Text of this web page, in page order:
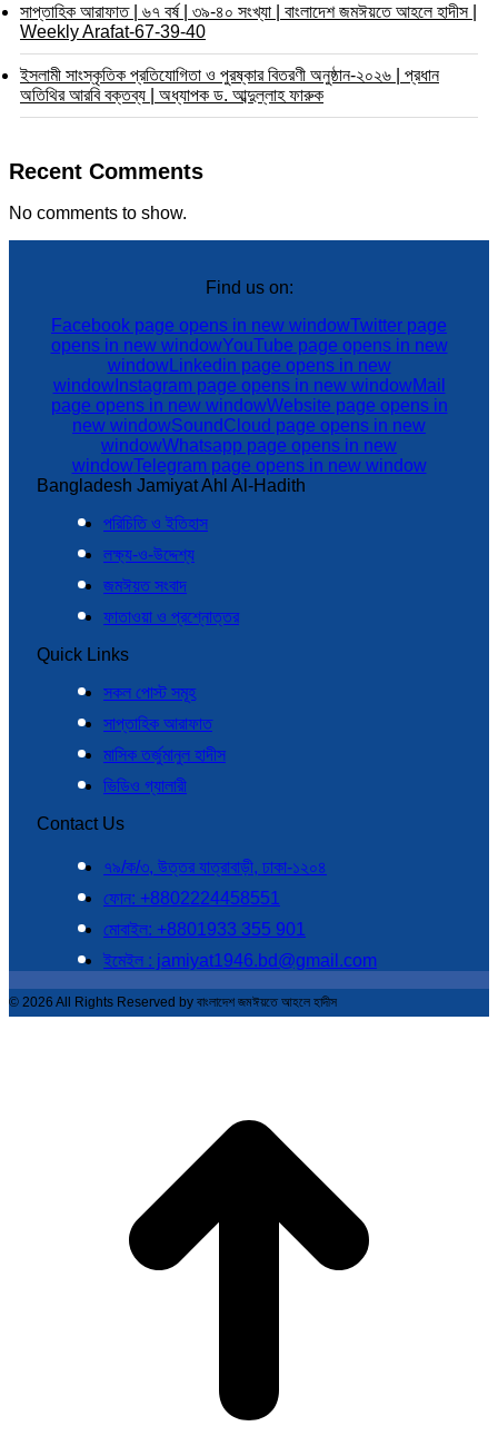
সাপ্তাহিক আরাফাত | ৬৭ বর্ষ | ৩৯-৪০ সংখ্যা | বাংলাদেশ জমঈয়তে আহলে হাদীস |
Weekly Arafat-67-39-40
ইসলামী সাংস্কৃতিক প্রতিযোগিতা ও পুরষ্কার বিতরণী অনুষ্ঠান-২০২৬ | প্রধান
অতিথির আরবি বক্তব্য | অধ্যাপক ড. আব্দুল্লাহ ফারুক
Recent Comments
No comments to show.
Find us on:
Facebook page opens in new windowTwitter page
opens in new windowYouTube page opens in new
windowLinkedin page opens in new
windowInstagram page opens in new windowMail
page opens in new windowWebsite page opens in
new windowSoundCloud page opens in new
windowWhatsapp page opens in new
windowTelegram page opens in new window
Bangladesh Jamiyat Ahl Al-Hadith
পরিচিতি ও ইতিহাস
লক্ষ্য-ও-উদ্দেশ্য
জমঈয়ত সংবাদ
ফাতাওয়া ও প্রশ্নোত্তর
Quick Links
সকল পোস্ট সমূহ
সাপ্তাহিক আরাফাত
মাসিক তর্জুমানুল হাদীস
ভিডিও গ্যালারী
Contact Us
৭৯/ক/৩, উত্তর যাত্রাবাড়ী, ঢাকা-১২০৪
ফোন: +8802224458551
মোবাইল: +8801933 355 901
ইমেইল : jamiyat1946.bd@gmail.com
© 2026 All Rights Reserved by বাংলাদেশ জমঈয়তে আহলে হাদীস